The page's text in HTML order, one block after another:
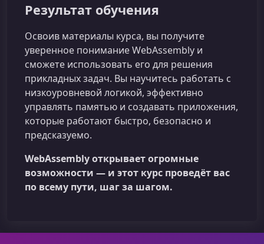
Результат обучения
Освоив материалы курса, вы получите
уверенное понимание WebAssembly и
сможете использовать его для решения
прикладных задач. Вы научитесь работать с
низкоуровневой логикой, эффективно
управлять памятью и создавать приложения,
которые работают быстро, безопасно и
предсказуемо.
WebAssembly открывает огромные
возможности — и этот курс проведёт вас
по всему пути, шаг за шагом.